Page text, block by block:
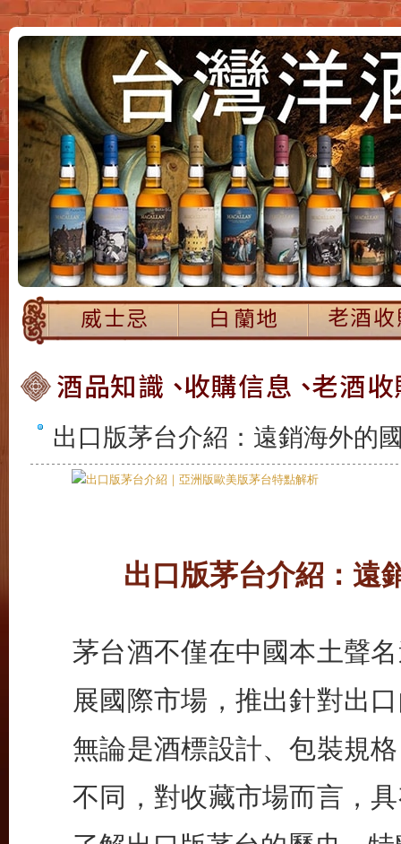
出口版茅台介紹：遠銷海外的
出口版茅台介紹：遠
茅台酒不僅在中國本土聲
展國際市場，推出針對出
無論是酒標設計、包裝規
不同，對收藏市場而言，